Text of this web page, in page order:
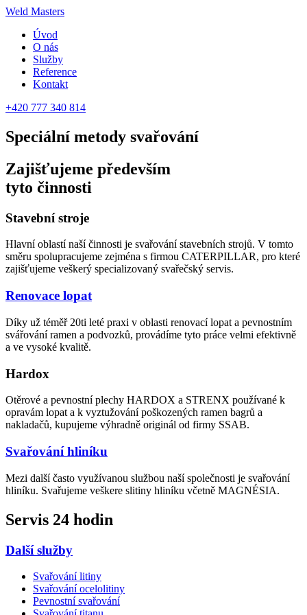
Weld Masters
Úvod
O nás
Služby
Reference
Kontakt
+420 777 340 814
Speciální metody svařování
Zajišťujeme především
tyto činnosti
Stavební stroje
Hlavní oblastí naší činnosti je svařování stavebních strojů. V tomto
směru spolupracujeme zejména s firmou CATERPILLAR, pro které
zajišťujeme veškerý specializovaný svařečský servis.
Renovace lopat
Díky už téměř 20ti leté praxi v oblasti renovací lopat a pevnostním
svářování ramen a podvozků, provádíme tyto práce velmi efektivně
a ve vysoké kvalitě.
Hardox
Otěrové a pevnostní plechy HARDOX a STRENX používané k
opravám lopat a k vyztužování poškozených ramen bagrů a
nakladačů, kupujeme výhradně originál od firmy SSAB.
Svařování hliníku
Mezi další často využívanou službou naší společnosti je svařování
hliníku. Svařujeme veškere slitiny hliníku včetně MAGNÉSIA.
Servis 24 hodin
Další služby
Svařování litiny
Svařování ocelolitiny
Pevnostní svařování